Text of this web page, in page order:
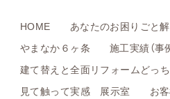
HOME
あなたのお困りごと
やまなか６ヶ条
施工実績（事
建て替えと全面リフォームどっ
見て触って実感 展示室
お